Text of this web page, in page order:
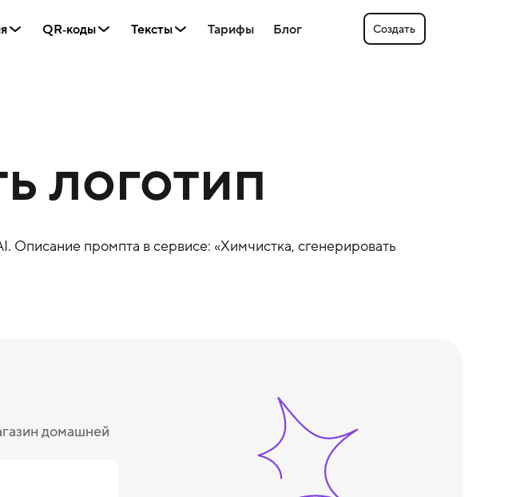
QR‑коды Тексты Тарифы Блог Создать
логотип
Описание промпта в сервисе: «Химчистка, сгенерировать
домашней